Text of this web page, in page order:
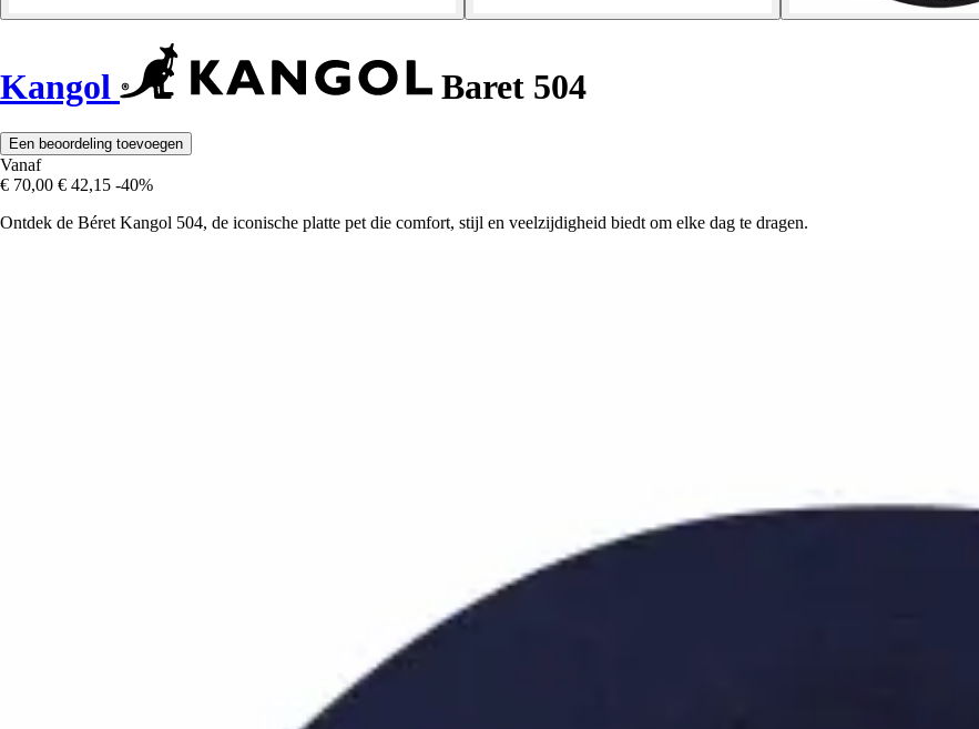
Kangol Baret 504
Een beoordeling toevoegen
Vanaf
€ 70,00 € 42,15 -40%
Ontdek de Béret Kangol 504, de iconische platte pet die comfort, stijl en veelzijdigheid biedt om elke dag te dragen.